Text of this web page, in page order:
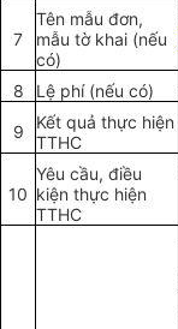
7
Tên mẫu đơn,
mẫu tờ khai (nếu
có)
8 Lệ phí (nếu có)
9
Kết quả thực hiện
TTHC
10
Yêu cầu, điều
kiện thực hiện
TTHC